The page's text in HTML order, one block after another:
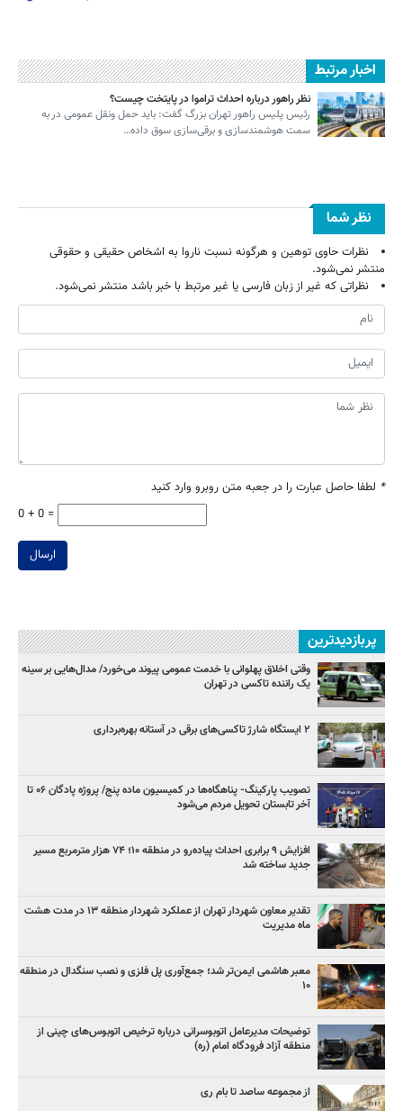
اخبار مرتبط
نظر راهور درباره احداث تراموا در پایتخت چیست؟
رئیس پلیس راهور تهران بزرگ گفت: باید حمل ونقل عمومی در به
سمت هوشمندسازی و برقی‌سازی سوق داده…
نظر شما
نظرات حاوی توهین و هرگونه نسبت ناروا به اشخاص حقیقی و حقوقی
منتشر نمی‌شود.
نظراتی که غیر از زبان فارسی یا غیر مرتبط با خبر باشد منتشر نمی‌شود.
* لطفا حاصل عبارت را در جعبه متن روبرو وارد کنید
0 + 0 =
ارسال
پربازدیدترین
وقتی اخلاق پهلوانی با خدمت عمومی پیوند می‌خورد/ مدال‌هایی بر سینه
یک راننده تاکسی در تهران
۲ ایستگاه شارژ تاکسی‌های برقی در آستانه بهره‌برداری
تصویب پارکینگ- پناهگاه‌ها در کمیسیون ماده پنج/ پروژه پادگان ۰۶ تا
آخر تابستان تحویل مردم می‌شود
افزایش ۹ برابری احداث پیاده‌رو در منطقه ۱۰؛ ۷۴ هزار مترمربع مسیر
جدید ساخته شد
تقدیر معاون شهردار تهران از عملکرد شهردار منطقه ۱۳ در مدت هشت
ماه مدیریت
معبر هاشمی ایمن‌تر شد؛ جمع‌آوری پل فلزی و نصب سنگدال در منطقه
۱۰
توضیحات مدیرعامل اتوبوسرانی درباره ترخیص اتوبوس‌های چینی از
منطقه آزاد فرودگاه امام (ره)
از مجموعه ساصد تا بام ری